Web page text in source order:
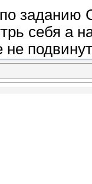
по
себя а